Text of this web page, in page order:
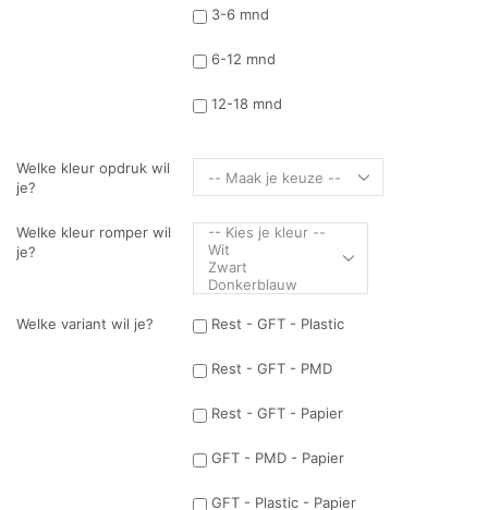
3-6 mnd
6-12 mnd
12-18 mnd
Welke kleur opdruk wil
je?
Welke kleur romper wil
je?
Welke variant wil je? Rest - GFT - Plastic
Rest - GFT - PMD
Rest - GFT - Papier
GFT - PMD - Papier
GFT - Plastic - Papier